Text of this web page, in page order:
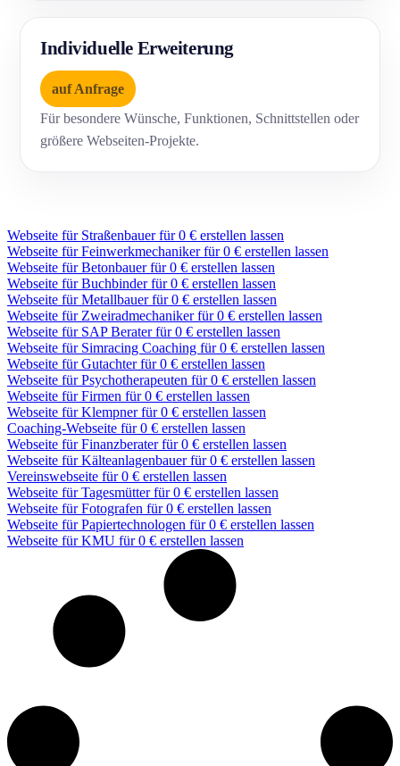
Individuelle Erweiterung
auf Anfrage
Für besondere Wünsche, Funktionen, Schnittstellen oder
größere Webseiten-Projekte.
Webseite für Straßenbauer für 0 € erstellen lassen
Webseite für Feinwerkmechaniker für 0 € erstellen lassen
Webseite für Betonbauer für 0 € erstellen lassen
Webseite für Buchbinder für 0 € erstellen lassen
Webseite für Metallbauer für 0 € erstellen lassen
Webseite für Zweiradmechaniker für 0 € erstellen lassen
Webseite für SAP Berater für 0 € erstellen lassen
Webseite für Simracing Coaching für 0 € erstellen lassen
Webseite für Gutachter für 0 € erstellen lassen
Webseite für Psychotherapeuten für 0 € erstellen lassen
Webseite für Firmen für 0 € erstellen lassen
Webseite für Klempner für 0 € erstellen lassen
Coaching-Webseite für 0 € erstellen lassen
Webseite für Finanzberater für 0 € erstellen lassen
Webseite für Kälteanlagenbauer für 0 € erstellen lassen
Vereinswebseite für 0 € erstellen lassen
Webseite für Tagesmütter für 0 € erstellen lassen
Webseite für Fotografen für 0 € erstellen lassen
Webseite für Papiertechnologen für 0 € erstellen lassen
Webseite für KMU für 0 € erstellen lassen